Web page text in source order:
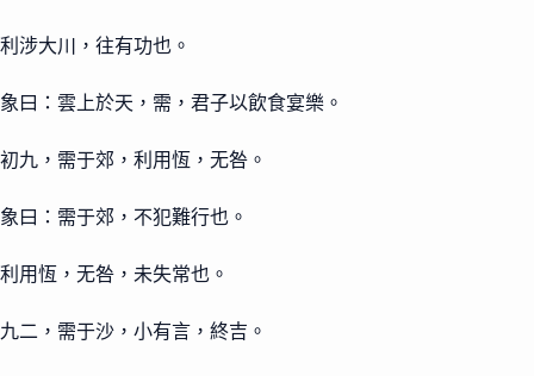
利涉大川，往有功也。
象曰：雲上於天，需，君子以飲食宴樂。
初九，需于郊，利用恆，无咎。
象曰：需于郊，不犯難行也。
利用恆，无咎，未失常也。
九二，需于沙，小有言，終吉。